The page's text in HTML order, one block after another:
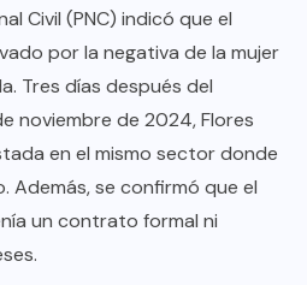
Civil (PNC) indicó que el
por la negativa de la mujer
Tres días después del
noviembre de 2024, Flores
en el mismo sector donde
Además, se confirmó que el
un contrato formal ni